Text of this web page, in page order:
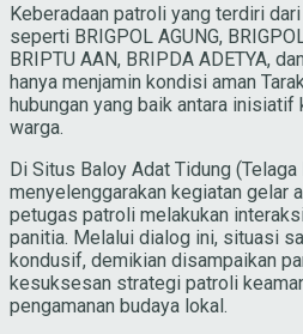
Keberadaan patroli yang terdiri
seperti BRIGPOL AGUNG,
BRIPTU AAN, BRIPDA ADETYA,
hanya menjamin kondisi aman
hubungan yang baik antara
warga.
Di Situs Baloy Adat Tidung (Telaga
menyelenggarakan kegiatan gelar
petugas patroli melakukan
panitia. Melalui dialog ini, situasi
kondusif, demikian disampaikan
kesuksesan strategi patroli
pengamanan budaya lokal.